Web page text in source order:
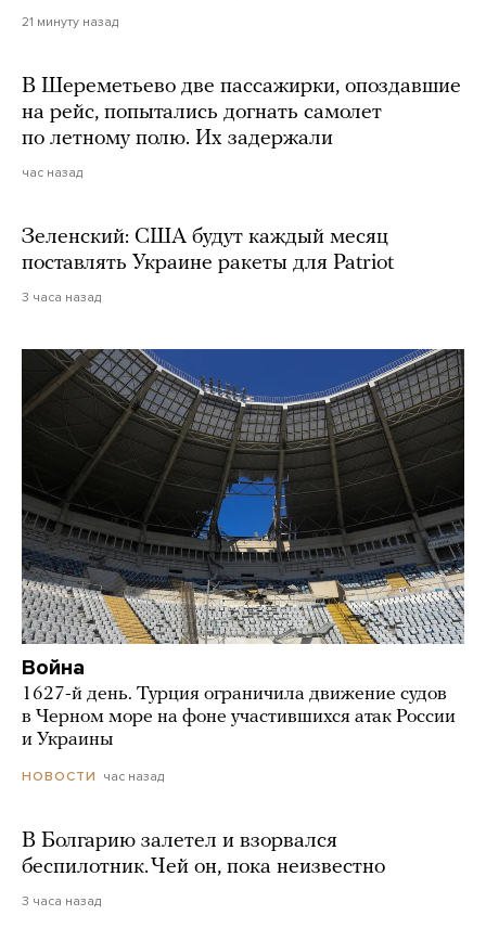
21 минуту назад
В Шереметьево две пассажирки, опоздавшие
на рейс, попытались догнать самолет
по летному полю. Их задержали
час назад
Зеленский: США будут каждый месяц
поставлять Украине ракеты для Patriot
3 часа назад
Война
1627-й день. Турция ограничила движение судов
в Черном море на фоне участившихся атак России
и Украины
НОВОСТИ час назад
В Болгарию залетел и взорвался
беспилотник. Чей он, пока неизвестно
3 часа назад